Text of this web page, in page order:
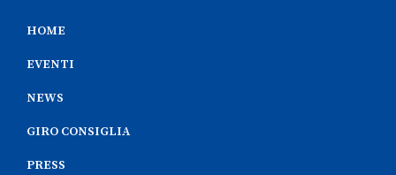
HOME
EVENTI
NEWS
GIRO CONSIGLIA
PRESS